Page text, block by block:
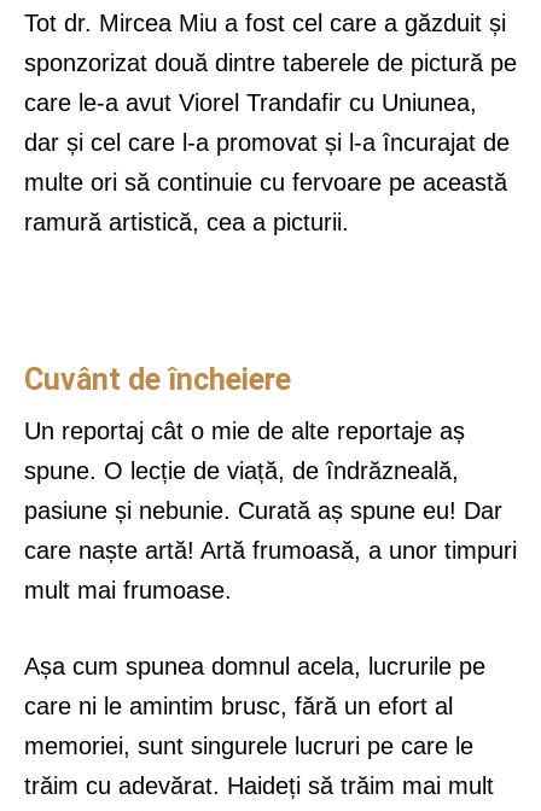
Tot dr. Mircea Miu a fost cel care a găzduit și
sponzorizat două dintre taberele de pictură pe
care le-a avut Viorel Trandafir cu Uniunea,
dar și cel care l-a promovat și l-a încurajat de
multe ori să continuie cu fervoare pe această
ramură artistică, cea a picturii.
Cuvânt de încheiere
Un reportaj cât o mie de alte reportaje aș
spune. O lecție de viață, de îndrăzneală,
pasiune și nebunie. Curată aș spune eu! Dar
care naște artă! Artă frumoasă, a unor timpuri
mult mai frumoase.
Așa cum spunea domnul acela, lucrurile pe
care ni le amintim brusc, fără un efort al
memoriei, sunt singurele lucruri pe care le
trăim cu adevărat. Haideți să trăim mai mult